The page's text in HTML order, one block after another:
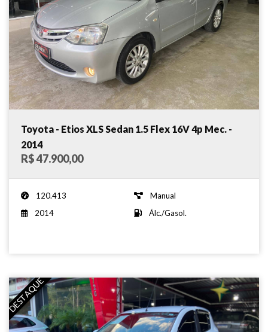
Toyota - Etios XLS Sedan 1.5 Flex 16V 4p Mec. -
2014
R$ 47.900,00
120.413
Manual
2014
Álc./Gasol.
DESTAQUE